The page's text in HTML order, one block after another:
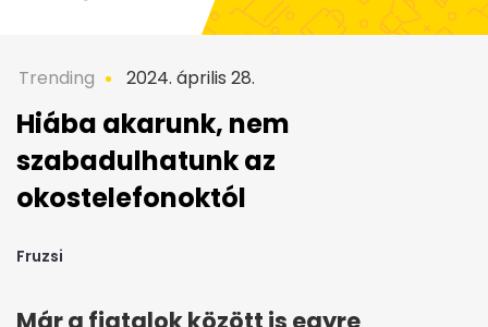
Trending 2024. április 28.
Hiába akarunk, nem
szabadulhatunk az
okostelefonoktól
Fruzsi